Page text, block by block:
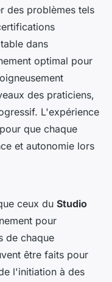
des problèmes tels
dans
optimal pour
des praticiens,
L'expérience
que chaque
et autonomie lors
ceux du Studio
pour
de chaque
être faits pour
l'initiation à des